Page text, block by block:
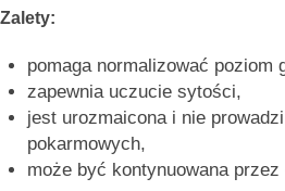
Zalety:
pomaga normalizować poziom
zapewnia uczucie sytości,
jest urozmaicona i nie
pokarmowych,
może być kontynuowana przez